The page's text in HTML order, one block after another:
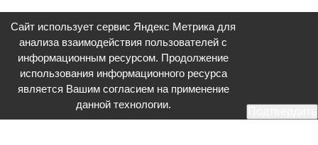
Сайт использует сервис Яндекс Метрика для
анализа взаимодействия пользователей с
информационным ресурсом. Продолжение
использования информационного ресурса
является Вашим согласием на применение
данной технологии.